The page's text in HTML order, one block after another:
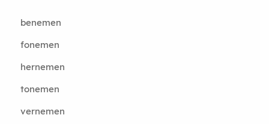
benemen
fonemen
hernemen
tonemen
vernemen